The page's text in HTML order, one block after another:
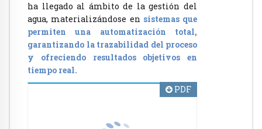
ha llegado al ámbito de la gestión del
agua, materializándose en sistemas que
permiten una automatización total,
garantizando la trazabilidad del proceso
y ofreciendo resultados objetivos en
tiempo real.
PDF